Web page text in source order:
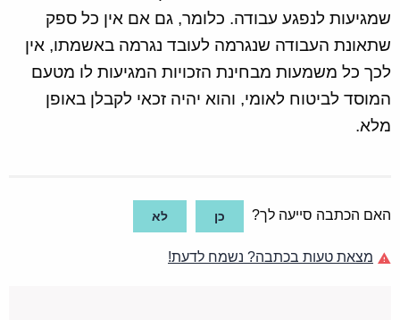
שמגיעות לנפגע עבודה. כלומר, גם אם אין כל ספק
שתאונת העבודה שנגרמה לעובד נגרמה באשמתו, אין
לכך כל משמעות מבחינת הזכויות המגיעות לו מטעם
המוסד לביטוח לאומי, והוא יהיה זכאי לקבלן באופן
מלא.
האם הכתבה סייעה לך? כן לא
מצאת טעות בכתבה? נשמח לדעת!